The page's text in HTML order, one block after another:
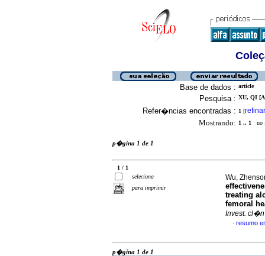
Base de dados : article
Pesquisa : XU, QI
Refer�ncias encontradas : 1 [refinar
Mostrando: 1 .. 1 no
p�gina 1 de 1
1 / 1
seleciona
para imprimir
Wu,
treating
femoral
Invest. cl�n
· resumo
p�gina 1 de 1